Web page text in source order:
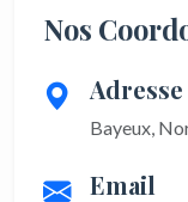
Nos
Adresse
Bayeux,
Email